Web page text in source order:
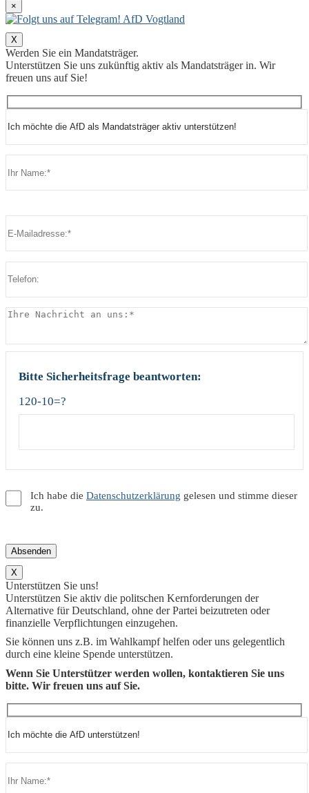
×
X
Werden Sie ein Mandatsträger.
Unterstützen Sie uns zukünftig aktiv als Mandatsträger in. Wir
freuen uns auf Sie!
Bitte lasse dieses Feld leer.
Bitte Sicherheitsfrage beantworten:
120-10=?
Ich habe die Datenschutzerklärung gelesen und stimme dieser
zu.
X
Unterstützen Sie uns!
Unterstützen Sie aktiv die politschen Kernforderungen der
Alternative für Deutschland, ohne der Partei beizutreten oder
finanzielle Verpflichtungen einzugehen.
Sie können uns z.B. im Wahlkampf helfen oder uns gelegentlich
durch eine kleine Spende unterstützen.
Wenn Sie Unterstützer werden wollen, kontaktieren Sie uns
bitte. Wir freuen uns auf Sie.